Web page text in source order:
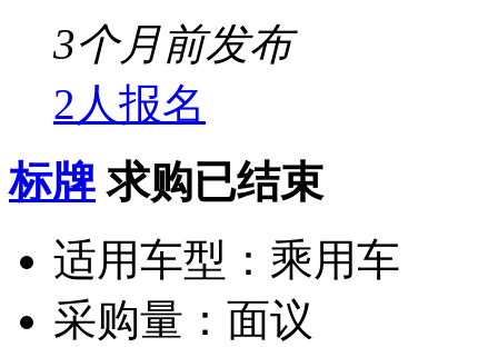
3个月前发布
2人报名
标牌 求购已结束
适用车型： 乘用车
采购量： 面议